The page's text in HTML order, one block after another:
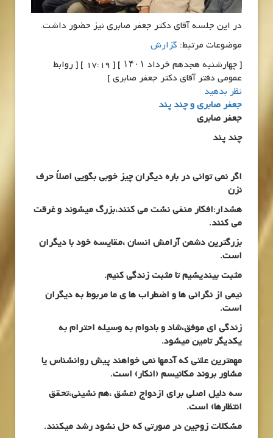
در این جلسه آقای دکتر جعفر صابری نیز حضور داشت.
موضوعات مرتبط: گزارش
[ چهارشنبه هجدهم خرداد ۱۴۰۱ ] [ 17:19 ] [ روابط
عمومی دفتر آقای دکتر جعفر صابری ]
نظر بدهید
جعفر صابری و چند پند
جعفر صابری
چند پند
اگر نمی توانی در باره دیگران چیز خوبی بگویی اصلاً حرف
نزن
هشدار:افکار منفی نشت می کنند،بزرگ میشوند و غرقت
می کنند.
بزرگترین دشمن آرامش انسان ،مقایسه خود با دیگران
است.
مثبت بیندیشیم تا مثبت زندگی کنیم.
نیمی از نگرانی ها و اضطراب ها ی ما مربوط به دیگران
است.
زندگی ای موفق،شاد و بادوام به وسیله احترام به
یکدیگر تامین میشود.
مهمترین علتی که آدمها نمی خواهند پیش روانشناس یا
مشاور بروند مکانیسم (انکار) است.
سه دلیل اصلی برای ازدواج (عشق ،هم نشینی،تحقق
انتظارها) است.
مشکلات زوجین در صورتی که حل نشود رشد میکنند.